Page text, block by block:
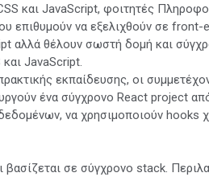
και JavaScript, φοιτητές
επιθυμούν να εξελιχθούν σε front-
αλλά θέλουν σωστή δομή και
JavaScript.
εκπαίδευσης, οι
ένα σύγχρονο React project
να χρησιμοποιούν hooks
σε σύγχρονο stack.